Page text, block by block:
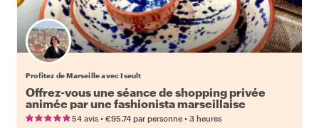
Profitez de Marseille avec Iseult
Offrez-vous une séance de shopping privée
animée par une fashionista marseillaise
54 avis • €95.74 par personne • 3 heures